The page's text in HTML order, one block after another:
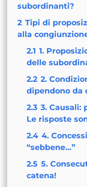
subordinanti?
2 Tipi di
alla
2.1 1.
delle
2.2 2.
dipendono da
2.3 3. Causali:
Le risposte
2.4 4.
“sebbene…”
2.5 5.
catena!